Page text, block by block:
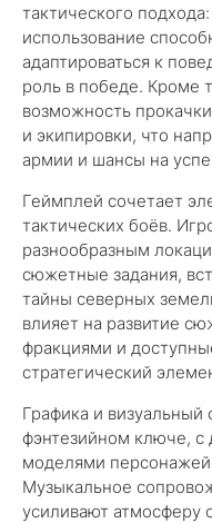
тактического
использование
адаптироваться к
роль в победе. Кроме
возможность
и экипировки, что
армии и шансы на
Геймплей сочетает
тактических боёв.
разнообразным
сюжетные задания,
тайны северных
влияет на развитие
фракциями и
стратегический
Графика и
фэнтезийном ключе, с
моделями
Музыкальное
усиливают атмосферу